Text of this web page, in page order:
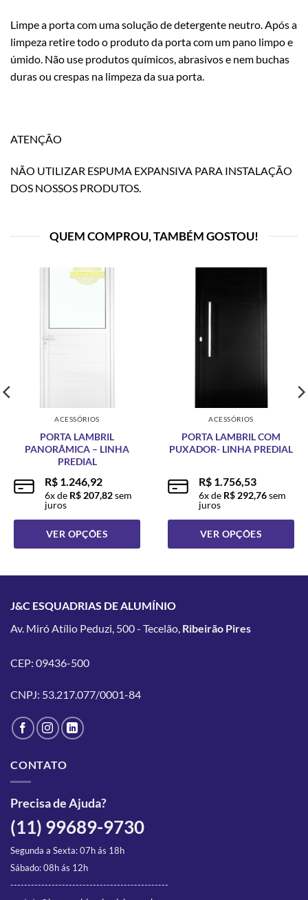
Limpe a porta com uma solução de detergente neutro. Após a
limpeza retire todo o produto da porta com um pano limpo e
úmido. Não use produtos químicos, abrasivos e nem buchas
duras ou crespas na limpeza da sua porta.
ATENÇÃO
NÃO UTILIZAR ESPUMA EXPANSIVA PARA INSTALAÇÃO
DOS NOSSOS PRODUTOS.
QUEM COMPROU, TAMBÉM GOSTOU!
ACESSÓRIOS
PORTA LAMBRIL
PANORÂMICA – LINHA
PREDIAL
R$1.246,92
6x de R$207,82sem
juros
VER OPÇÕES
variantes.
As
ser
na
do
ACESSÓRIOS
PORTA LAMBRIL COM
PUXADOR- LINHA PREDIAL
R$1.756,53
6x de R$292,76sem
juros
VER OPÇÕES
As
J&C ESQUADRIAS DE ALUMÍNIO
Av. Miró Atílio Peduzi, 500 - Tecelão, Ribeirão Pires
CEP: 09436-500
CNPJ: 53.217.077/0001-84
CONTATO
Precisa de Ajuda?
(11) 99689-9730
Segunda a Sexta: 07h ás 18h
Sábado: 08h ás 12h
----------------------------------------------